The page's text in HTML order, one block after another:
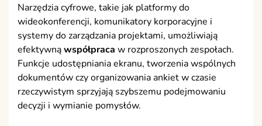
Narzędzia cyfrowe, takie jak platformy do
wideokonferencji, komunikatory korporacyjne i
systemy do zarządzania projektami, umożliwiają
efektywnąwspółpraca w rozproszonych zespołach.
Funkcje udostępniania ekranu, tworzenia wspólnych
dokumentów czy organizowania ankiet w czasie
rzeczywistym sprzyjają szybszemu podejmowaniu
decyzji i wymianie pomysłów.